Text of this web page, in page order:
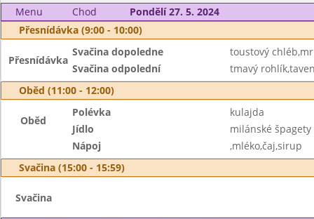
Menu Chod
Pondělí 27. 5. 2024
Přesnídávka (9:00 - 10:00)
Přesnídávka
Svačina dopoledne
toustový
Svačina odpolední
tmavý
Oběd (11:00 - 12:00)
Oběd
Polévka
kulajda
Jídlo
milánské špagety
Nápoj
,mléko,čaj,sirup
Svačina (15:00 - 15:59)
Svačina